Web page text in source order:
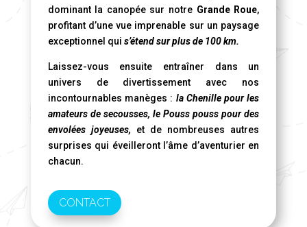
dominant la canopée sur notre Grande Roue,
profitant d’une vue imprenable sur un paysage
exceptionnel qui s’étend sur plus de 100 km.
Laissez-vous ensuite entraîner dans un
univers de divertissement avec nos
incontournables manèges : la Chenille pour les
amateurs de secousses, le Pouss pouss pour des
envolées joyeuses, et de nombreuses autres
surprises qui éveilleront l’âme d’aventurier en
chacun.
CONTACT